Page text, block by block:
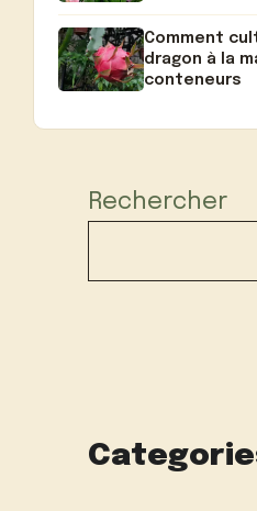
Comment
dragon à la
conteneurs
Rechercher